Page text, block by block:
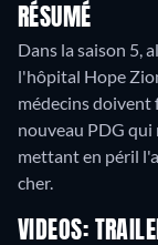
RÉSUMÉ
Dans la saison 5,
l'hôpital Hope
médecins doivent
nouveau PDG qui
mettant en péril
VIDEOS: